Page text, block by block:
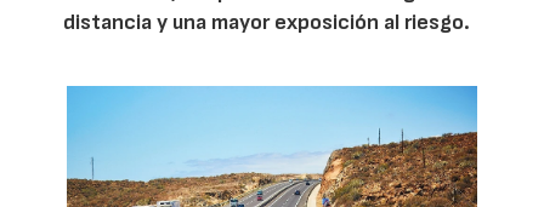
distancia y una mayor exposición al riesgo.